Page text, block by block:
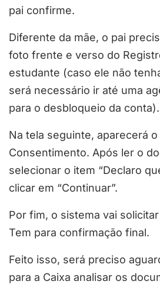
pai confirme.
Diferente da mãe, o pai
foto frente e verso do
estudante (caso ele não
será necessário ir até uma
para o desbloqueio da conta).
Na tela seguinte, aparecerá
Consentimento. Após ler o
selecionar o item “Declaro
clicar em “Continuar”.
Por fim, o sistema vai
Tem para confirmação final.
Feito isso, será preciso
para a Caixa analisar os